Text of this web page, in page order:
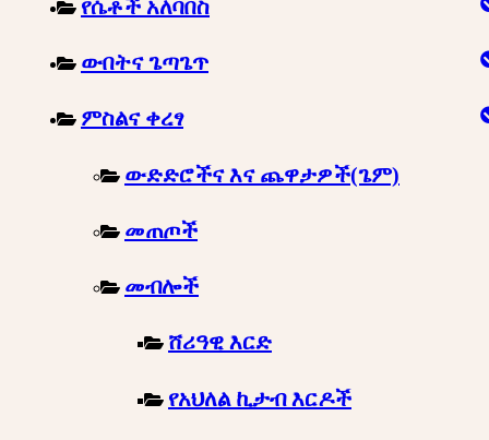
የሴቶች አለባበስ
ውበትና ጌጣጌጥ
ምስልና ቀረፃ
ውድድሮችና እና ጨዋታዎች(ጌም)
መጠጦች
መብሎች
ሸሪዓዊ እርድ
የአህለል ኪታብ እርዶች